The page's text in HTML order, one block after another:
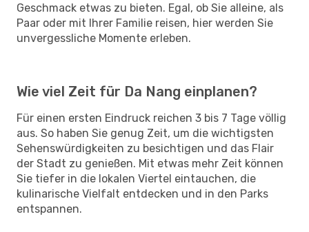
Geschmack etwas zu bieten. Egal, ob Sie alleine, als
Paar oder mit Ihrer Familie reisen, hier werden Sie
unvergessliche Momente erleben.
Wie viel Zeit für Da Nang einplanen?
Für einen ersten Eindruck reichen 3 bis 7 Tage völlig
aus. So haben Sie genug Zeit, um die wichtigsten
Sehenswürdigkeiten zu besichtigen und das Flair
der Stadt zu genießen. Mit etwas mehr Zeit können
Sie tiefer in die lokalen Viertel eintauchen, die
kulinarische Vielfalt entdecken und in den Parks
entspannen.